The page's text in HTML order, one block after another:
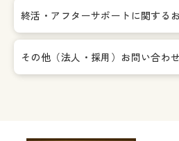
終活・アフターサポートに関する
その他（法人・採用）お問い合わせ